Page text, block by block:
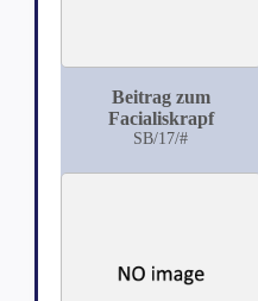
Beitrag zum
Facialiskrapf
SB/17/#